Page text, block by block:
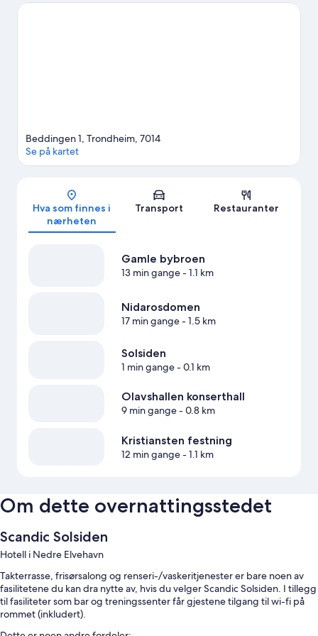
også verdt et besøk. Sett av tid til aktivitetene i området, blant
Kart
Beddingen 1, Trondheim, 7014
Se på kartet
Hva som finnes i
nærheten
Transport Restauranter
Gamle bybroen
13 min gange- 1.1 km
Nidarosdomen
17 min gange- 1.5 km
Solsiden
1 min gange- 0.1 km
Olavshallen konserthall
9 min gange- 0.8 km
Kristiansten festning
12 min gange- 1.1 km
Om dette overnattingsstedet
Scandic Solsiden
Hotell i Nedre Elvehavn
Takterrasse, frisørsalong og renseri-/vaskeritjenester er bare noen av
fasilitetene du kan dra nytte av, hvis du velger Scandic Solsiden. I tillegg
til fasiliteter som bar og treningssenter får gjestene tilgang til wi-fi på
rommet (inkludert).